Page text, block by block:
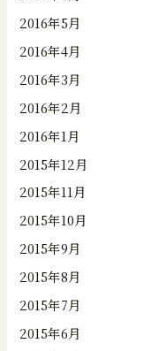
2016年5月
2016年4月
2016年3月
2016年2月
2016年1月
2015年12月
2015年11月
2015年10月
2015年9月
2015年8月
2015年7月
2015年6月